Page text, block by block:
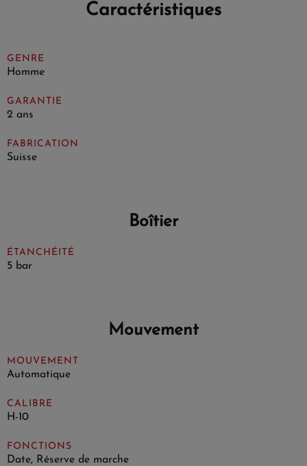
Caractéristiques
GENRE
Homme
GARANTIE
2 ans
FABRICATION
Suisse
Boîtier
ÉTANCHÉITÉ
5 bar
Mouvement
MOUVEMENT
Automatique
CALIBRE
H-10
FONCTIONS
Date, Réserve de marche